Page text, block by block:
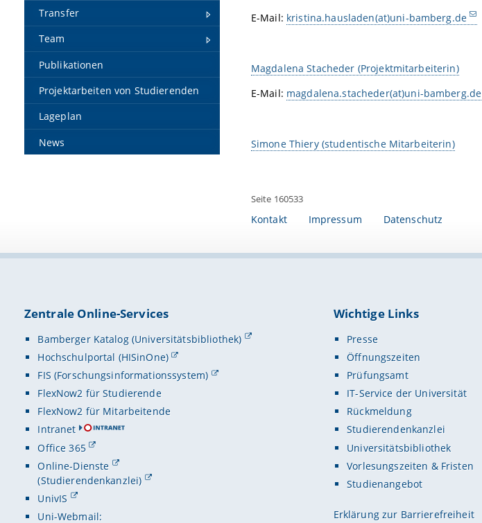
Transfer
Team
Publikationen
Projektarbeiten von Studierenden
Lageplan
News
E-Mail: kristina.hausladen(at)uni-bamberg.de
Magdalena Stacheder (Projektmitarbeiterin)
E-Mail: magdalena.stacheder(at)uni-bamberg.de
Simone Thiery (studentische Mitarbeiterin)
Seite 160533
Kontakt Impressum Datenschutz
Zentrale Online-Services
Bamberger Katalog (Universitätsbibliothek)
Hochschulportal (HISinOne)
FIS (Forschungsinformationssystem)
FlexNow2 für Studierende
FlexNow2 für Mitarbeitende
Intranet
Office 365
Online-Dienste
(Studierendenkanzlei)
UnivIS
Uni-Webmail:
Wichtige Links
Presse
Öffnungszeiten
Prüfungsamt
IT-Service der Universität
Rückmeldung
Studierendenkanzlei
Universitätsbibliothek
Vorlesungszeiten & Fristen
Studienangebot
Erklärung zur Barrierefreiheit